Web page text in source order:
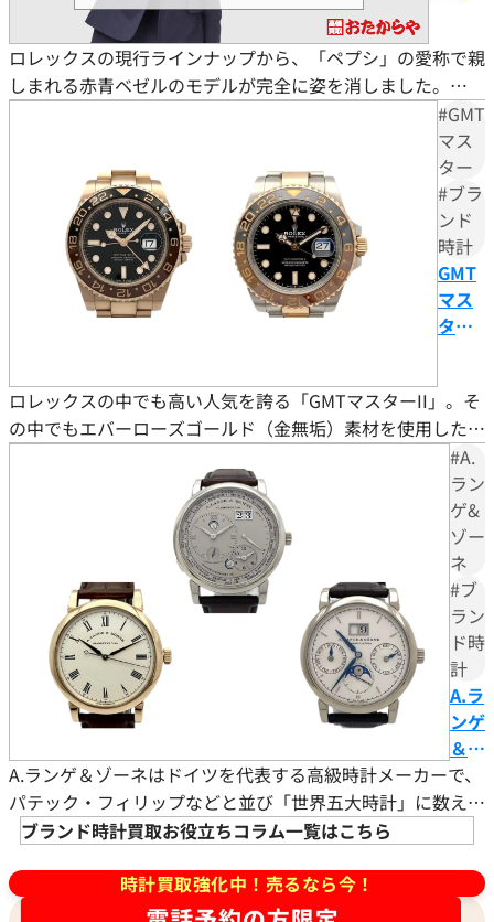
＆
W2026
で正式
確定し
た経緯
と歴代
モデ
ル・今
後の価
格動向
を徹底
ロレックスの現行ラインナップから、「ペプシ」の愛称で親
しまれる赤青ベゼルのモデルが完全に姿を消しました。
「Watches ＆ Wonders 2026」にて、ペプシの廃盤が正式に
確定したためです。 ステンレススチール製のモデル（GMT
マスターII Ref.126710BLRO）だけでなく、高級なホワイト
ゴールド製のモデル（Ref.126719
#GMT
マス
ター
#ブラ
ンド
時計
GMT
マス
ターII
ゴー
ルド
の魅
力と
は？
売却
をす
る際
のポ
イン
トも
解説
ロレックスの中でも高い人気を誇る「GMTマスターII」。そ
の中でもエバーローズゴールド（金無垢）素材を使用したモ
デルは、上品なデザインと高級感のある見た目で注目を集め
ールドモデルが人気の理由、価格動向、代表的な型番（リフ
ァレンス）について解説します。また、大切なGMTマスター
IIローズゴールドモデルを売却する際に、高額査定を狙うポ
#A.
ラン
ゲ&
ゾー
ネ
#ブ
ラン
ド時
計
A.ラ
ンゲ
＆ゾ
ーネ
のお
めモ
デル
と
A.ランゲ＆ゾーネはドイツを代表する高級時計メーカーで、
パテック・フィリップなどと並び「世界五大時計」に数えら
れます。世界五大時計ブランドにはスイス創業の会社が多数
げと機能美を武器に国際的な評価を築いてきました。 本記
事ではブランドの歩み、ランゲ1やダトグラフなど代表作の
ブランド時計買取お役立ちコラム一覧はこちら
時計買取強化中！売るなら今！